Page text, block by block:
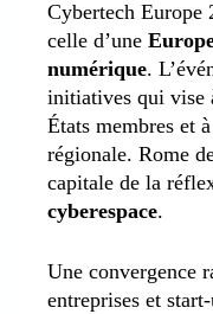
Cybertech Europe
celle d’une
numérique.
initiatives qui vise
États membres et
régionale. Rome
capitale de la
cyberespace.
Une convergence
entreprises et